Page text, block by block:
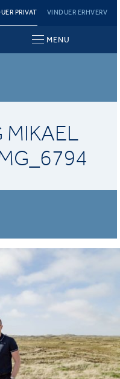
PRIVAT VINDUER ERHVERV
MENU
MIKAEL